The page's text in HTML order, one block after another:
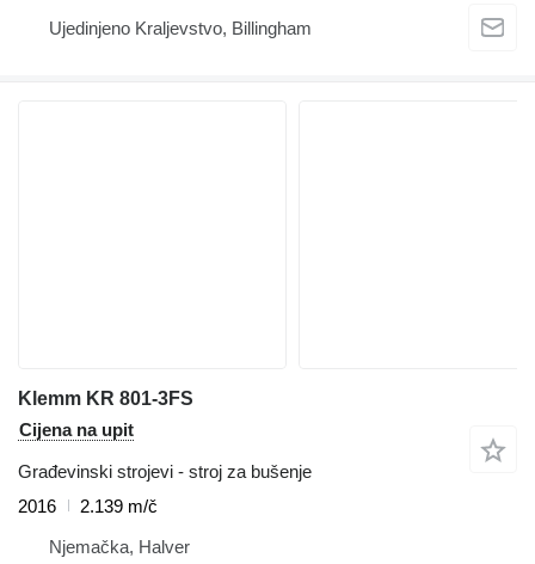
Ujedinjeno Kraljevstvo, Billingham
Klemm KR 801-3FS
Cijena na upit
Građevinski strojevi - stroj za bušenje
2016
2.139 m/č
Njemačka, Halver